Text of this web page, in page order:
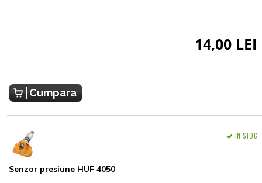
14,00 LEI
Cumpara
Senzor presiune HUF 4050
IN STOC